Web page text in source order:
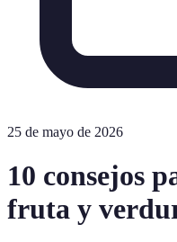
25 de mayo de 2026
10 consejos
fruta y